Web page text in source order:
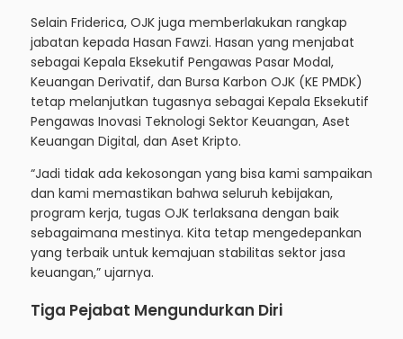
Selain Friderica, OJK juga memberlakukan rangkap
jabatan kepada Hasan Fawzi. Hasan yang menjabat
sebagai Kepala Eksekutif Pengawas Pasar Modal,
Keuangan Derivatif, dan Bursa Karbon OJK (KE PMDK)
tetap melanjutkan tugasnya sebagai Kepala Eksekutif
Pengawas Inovasi Teknologi Sektor Keuangan, Aset
Keuangan Digital, dan Aset Kripto.
“Jadi tidak ada kekosongan yang bisa kami sampaikan
dan kami memastikan bahwa seluruh kebijakan,
program kerja, tugas OJK terlaksana dengan baik
sebagaimana mestinya. Kita tetap mengedepankan
yang terbaik untuk kemajuan stabilitas sektor jasa
keuangan,” ujarnya.
Tiga Pejabat Mengundurkan Diri